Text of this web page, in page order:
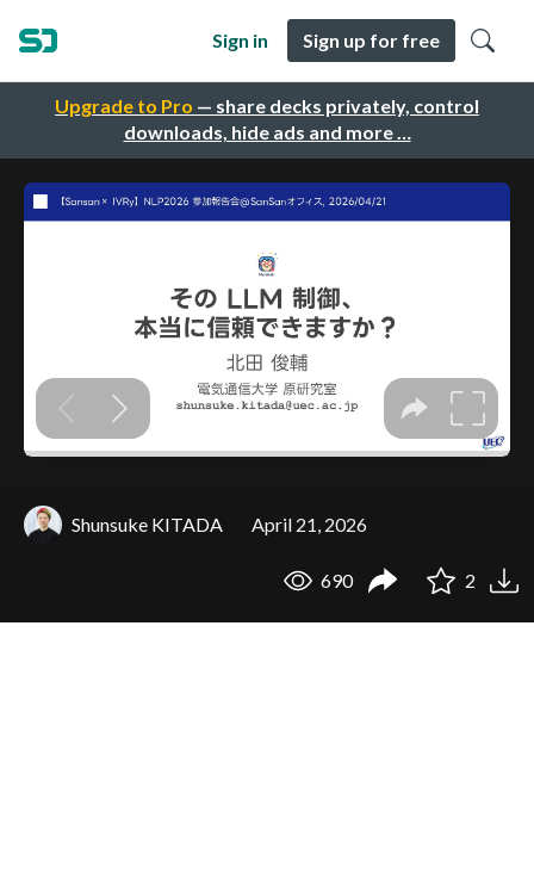
Upgrade to Pro — share decks privately, control
downloads, hide ads and more …
Sign in Sign up for free
Shunsuke KITADA April 21, 2026
690 2